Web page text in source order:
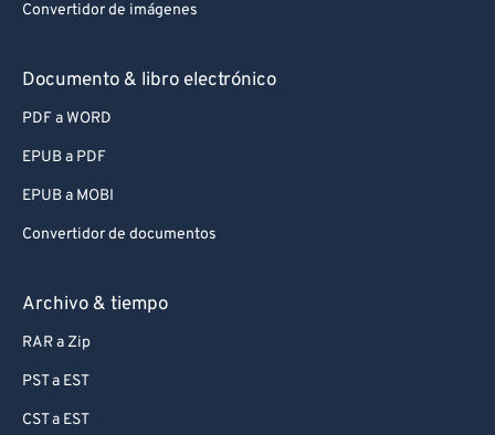
Convertidor de imágenes
Documento & libro electrónico
PDF a WORD
EPUB a PDF
EPUB a MOBI
Convertidor de documentos
Archivo & tiempo
RAR a Zip
PST a EST
CST a EST